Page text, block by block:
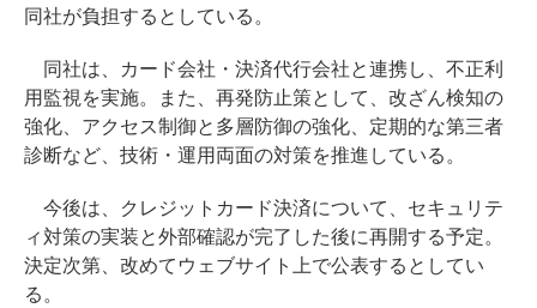
同社が負担するとしている。
同社は、カード会社・決済代行会社と連携し、不正利
用監視を実施。また、再発防止策として、改ざん検知の
強化、アクセス制御と多層防御の強化、定期的な第三者
診断など、技術・運用両面の対策を推進している。
今後は、クレジットカード決済について、セキュリテ
ィ対策の実装と外部確認が完了した後に再開する予定。
決定次第、改めてウェブサイト上で公表するとしてい
る。